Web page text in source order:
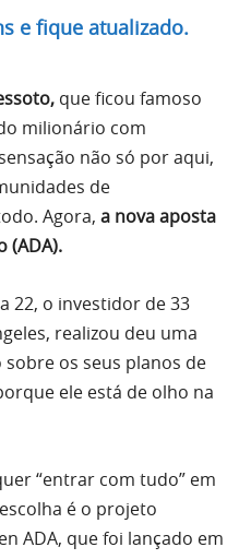
e fique atualizado.
que ficou famoso
milionário com
não só por aqui,
de
Agora, a nova aposta
(ADA).
22, o investidor de 33
realizou deu uma
sobre os seus planos de
ele está de olho na
“entrar com tudo” em
é o projeto
ADA, que foi lançado em